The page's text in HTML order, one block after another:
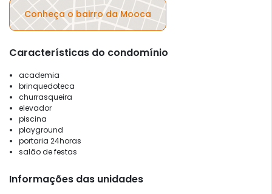
Conheça o bairro da Mooca
Características do condomínio
academia
brinquedoteca
churrasqueira
elevador
piscina
playground
portaria 24horas
salão de festas
Informações das unidades